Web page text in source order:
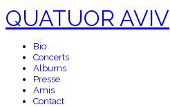
QUATUOR AVIV
Bio
Concerts
Albums
Presse
Amis
Contact